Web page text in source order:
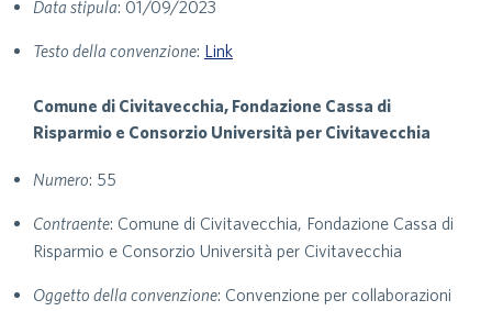
Data stipula: 01/09/2023
Testo della convenzione: Link
Comune di Civitavecchia, Fondazione Cassa di
Risparmio e Consorzio Università per Civitavecchia
Numero: 55
Contraente: Comune di Civitavecchia, Fondazione Cassa di
Risparmio e Consorzio Università per Civitavecchia
Oggetto della convenzione: Convenzione per collaborazioni